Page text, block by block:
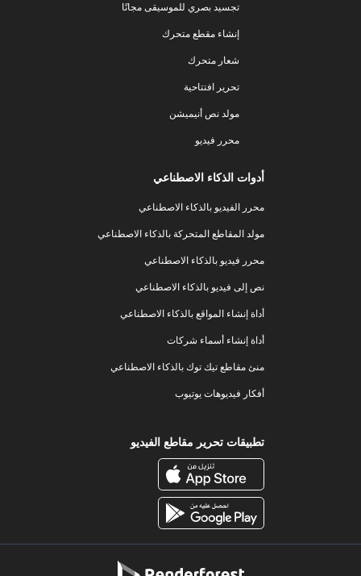
تجسيد بصري للموسيقى مجانًا
إنشاء مقطع متحرك
شعار متحرك
تحرير افتتاحية
مولد نص أنيميشن
محرر فيديو
أدوات الذكاء الاصطناعي
محرر الفيديو بالذكاء الاصطناعي
مولد المقاطع المتحركة بالذكاء الاصطناعي
محرر فيديو بالذكاء الاصطناعي
نص إلى فيديو بالذكاء الاصطناعي
أداة إنشاء المواقع بالذكاء الاصطناعي
أداة إنشاء أسماء شركات
منئ مقاطع تيك توك بالذكاء الاصطناعي
أفكار فيديوهات يوتيوب
تطبيقات تحرير مقاطع الفيديو